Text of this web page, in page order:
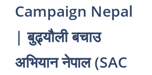
Campaign Nepal
| बुढ्यौली बचाउ
अभियान नेपाल (SAC